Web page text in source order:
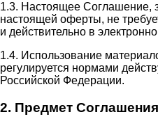
1.3. Настоящее Соглашение,
настоящей оферты, не
и действительно в
1.4. Использование
регулируется нормами
Российской Федерации.
2. Предмет Соглашения